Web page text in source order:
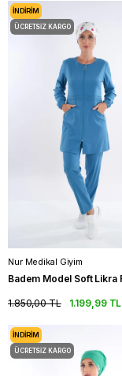
Nur Medikal Giyim
1.199,99 TL
1.850,00 TL
İNDIRIM
ÜCRETSIZ KARGO
İNDIRIM
ÜCRETSIZ KARGO